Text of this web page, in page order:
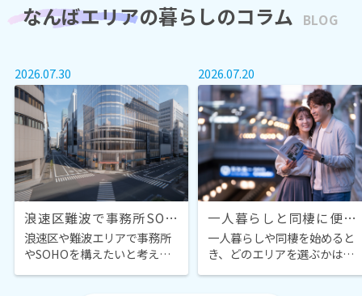
なんばエリアの暮らしのコラム BLOG
2026.07.30
浪速区難波で事務所SOHOはどう選ぶ？立地の考え方と賃料相場を解説
浪速区や難波エリアで事務所
やSOHOを構えたいと考えた
2026.07.20
一人暮らしと同棲に便利な浪速区大国町駅！地下鉄沿線で暮らしやすい街の魅力を紹介
一人暮らしや同棲を始めると
き、どのエリアを選ぶかは、